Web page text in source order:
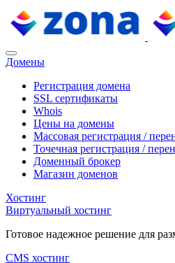
Домены
Регистрация домена
SSL сертификаты
Whois
Цены на домены
Массовая регистрация /
Точечная регистрация /
Доменный брокер
Магазин доменов
Хостинг
Виртуальный хостинг
Готовое надежное решение для
CMS хостинг